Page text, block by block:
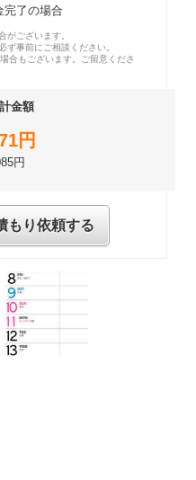
完了の場合
がございます。
事前にご相談ください。
合もございます。ご留意くださ
金額
円
円
もり依頼する